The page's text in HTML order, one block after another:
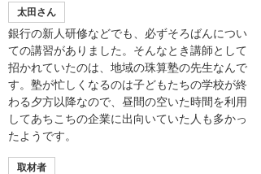
太田さん
銀行の新人研修などでも、必ずそろばんについ
ての講習がありました。そんなとき講師として
招かれていたのは、地域の珠算塾の先生なんで
す。塾が忙しくなるのは子どもたちの学校が終
わる夕方以降なので、昼間の空いた時間を利用
してあちこちの企業に出向いていた人も多かっ
たようです。
取材者